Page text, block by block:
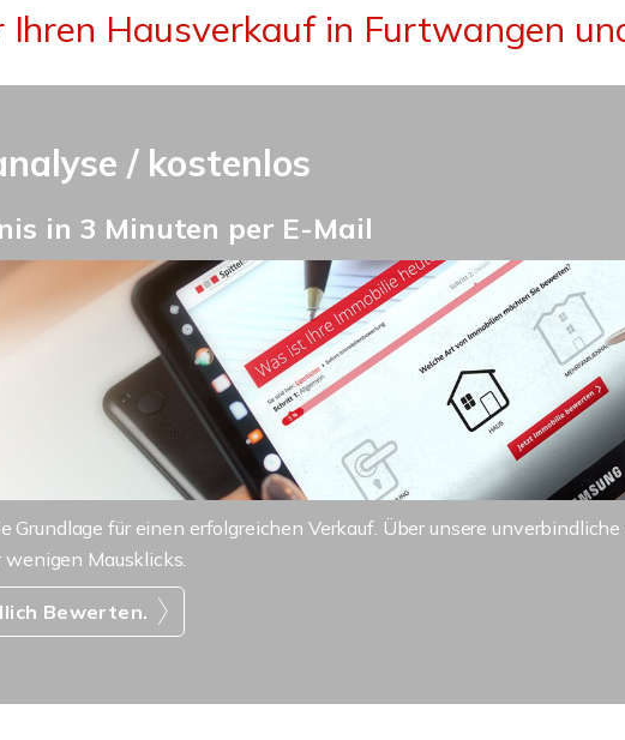
Hausverkauf in Furtwangen
/ kostenlos
in 3 Minuten per E-Mail
für einen erfolgreichen Verkauf. Über unsere
Mausklicks.
Bewerten.